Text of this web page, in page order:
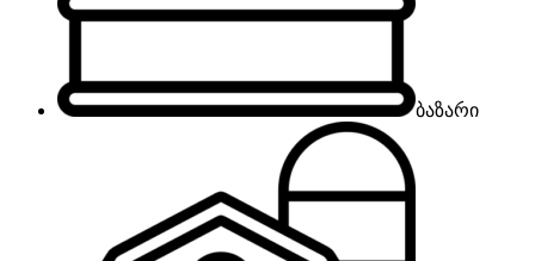
ბაზარი